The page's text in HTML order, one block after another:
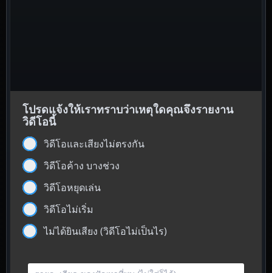
โปรดแจ้งให้เราทราบว่าเหตุใดคุณจึงรายงาน
วิดีโอนี้
วิดีโอและเสียงไม่ตรงกัน
วิดีโอค้าง บางช่วง
วิดีโอหยุดเล่น
วิดีโอไม่เริ่ม
ไม่ได้ยินเสียง (วิดีโอไม่เป็นไร)